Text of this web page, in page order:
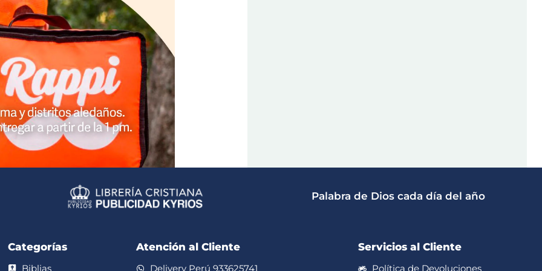
Palabra de Dios cada día del año
Categorías
Biblias
Atención al Cliente
Delivery Perú 933625741
Servicios al Cliente
Política de Devoluciones